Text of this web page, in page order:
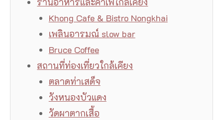
Khong Cafe & Bistro Nongkhai
เพลินอารมณ์ slow bar
Bruce Coffee
สถานที่ท่องเที่ยวใกล้เคียง
ตลาดท่าเสด็จ
วังหนองบัวแดง
วัดผาตากเสื้อ